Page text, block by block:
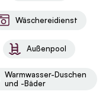
Wäschereidienst
Außenpool
Warmwasser-Duschen
und -Bäder